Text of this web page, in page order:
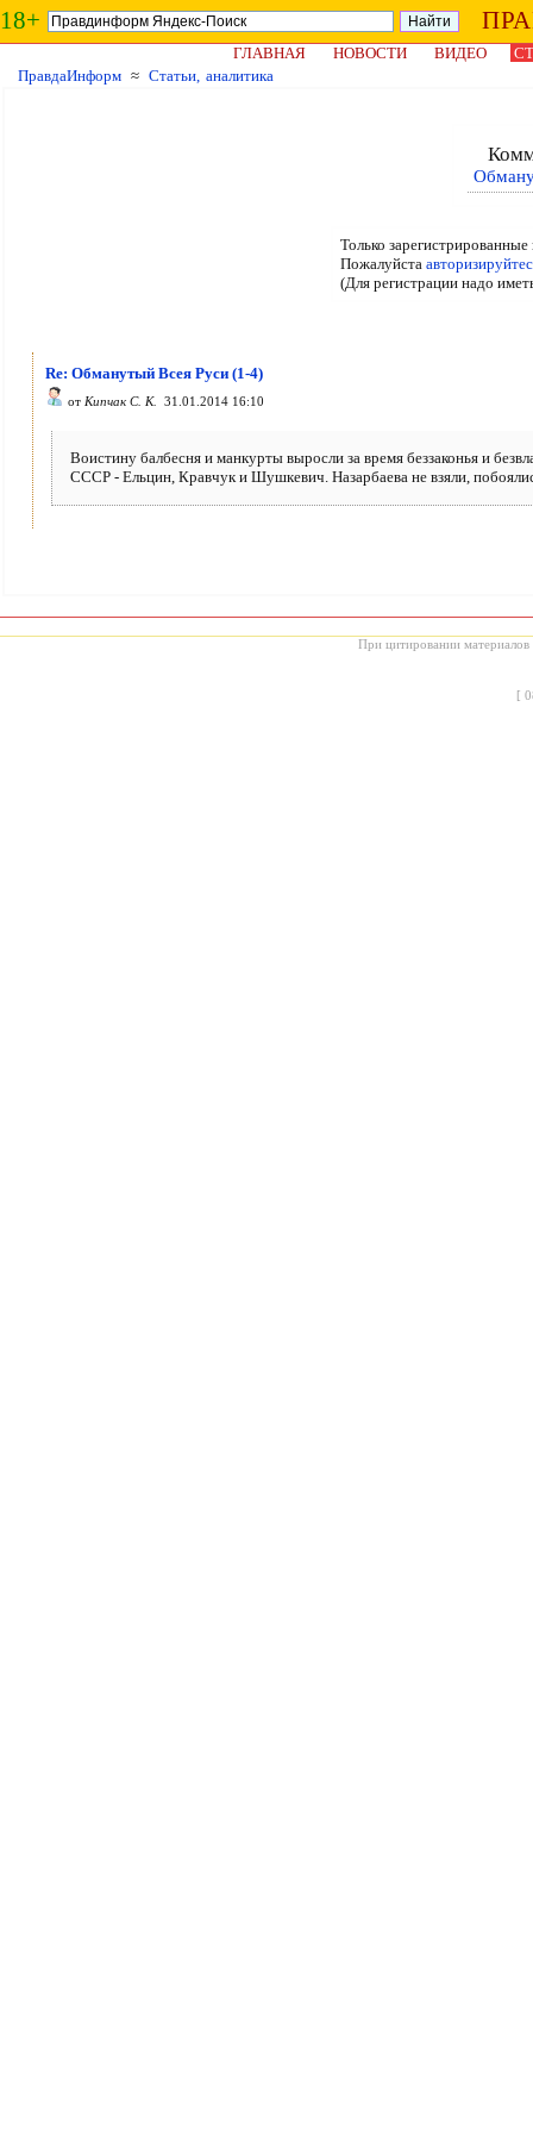
18+
ГЛАВНАЯ НОВОСТИ ВИДЕО
ПравдаИнформ ≈ Статьи, аналитика
Только
Пожалуйста
(Для регистрации надо
Re: Обманутый Всея Руси (1-4)
от Кипчак С. К. 31.01.2014 16:10
Воистину балбесня и манкурты выросли за время беззаконья и
СССР - Ельцин, Кравчук и Шушкевич. Назарбаева не взяли,
При цитировании материалов
[